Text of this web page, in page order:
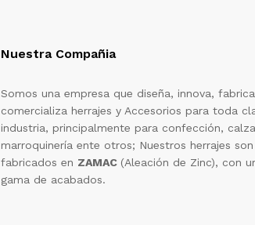
Nuestra Compañia
Somos una empresa que diseña, innova,
comercializa herrajes y Accesorios para toda
industria, principalmente para confección,
marroquinería ente otros; Nuestros herrajes son
fabricados en ZAMAC (Aleación de Zinc), con
gama de acabados.